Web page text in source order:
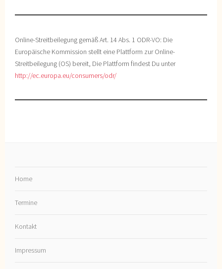
Online-Streitbeilegung gemäß Art. 14 Abs. 1 ODR-VO: Die
Europäische Kommission stellt eine Plattform zur Online-
Streitbeilegung (OS) bereit, Die Plattform findest Du unter
http://ec.europa.eu/consumers/odr/
Home
Termine
Kontakt
Impressum